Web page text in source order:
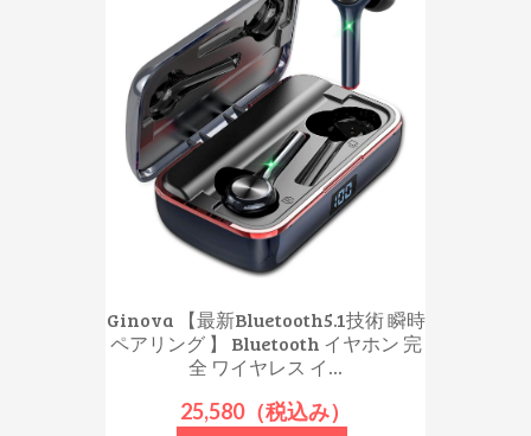
Ginova 【最新Bluetooth5.1技術 瞬時
ペアリング 】 Bluetooth イヤホン 完
全 ワイヤレス イ...
25,580（税込み）